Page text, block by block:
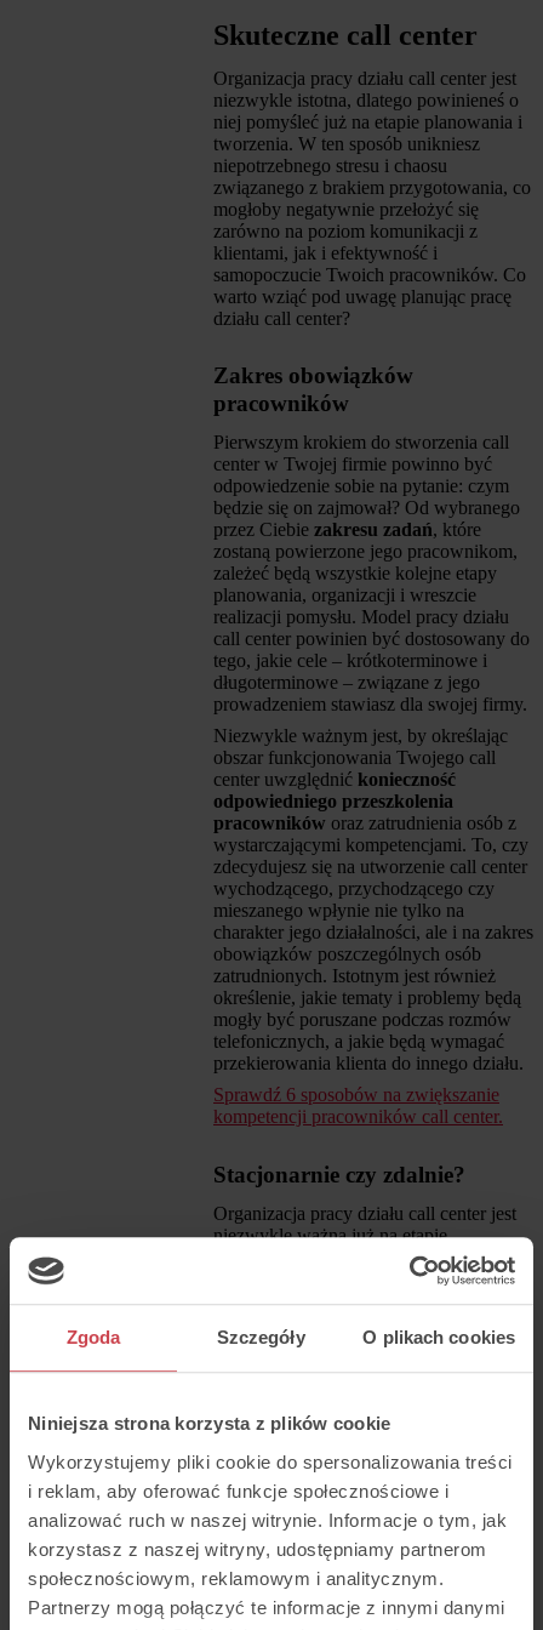
Zgoda Szczegóły O plikach cookies
Niniejsza strona korzysta z plików cookie
Wykorzystujemy pliki cookie do spersonalizowania treści
i reklam, aby oferować funkcje społecznościowe i
analizować ruch w naszej witrynie. Informacje o tym, jak
korzystasz z naszej witryny, udostępniamy partnerom
społecznościowym, reklamowym i analitycznym.
Partnerzy mogą połączyć te informacje z innymi danymi
Skuteczne call center
Organizacja pracy działu call center jest
niezwykle istotna, dlatego powinieneś o
niej pomyśleć już na etapie planowania i
tworzenia. W ten sposób unikniesz
niepotrzebnego stresu i chaosu
związanego z brakiem przygotowania, co
mogłoby negatywnie przełożyć się
zarówno na poziom komunikacji z
klientami, jak i efektywność i
samopoczucie Twoich pracowników. Co
warto wziąć pod uwagę planując pracę
działu call center?
Zakres obowiązków
pracowników
Pierwszym krokiem do stworzenia call
center w Twojej firmie powinno być
odpowiedzenie sobie na pytanie: czym
będzie się on zajmował? Od wybranego
przez Ciebie zakresu zadań, które
zostaną powierzone jego pracownikom,
zależeć będą wszystkie kolejne etapy
planowania, organizacji i wreszcie
realizacji pomysłu. Model pracy działu
call center powinien być dostosowany do
tego, jakie cele – krótkoterminowe i
długoterminowe – związane z jego
prowadzeniem stawiasz dla swojej firmy.
Niezwykle ważnym jest, by określając
obszar funkcjonowania Twojego call
center uwzględnić konieczność
odpowiedniego przeszkolenia
pracowników oraz zatrudnienia osób z
wystarczającymi kompetencjami. To, czy
zdecydujesz się na utworzenie call center
wychodzącego, przychodzącego czy
mieszanego wpłynie nie tylko na
charakter jego działalności, ale i na zakres
obowiązków poszczególnych osób
zatrudnionych. Istotnym jest również
określenie, jakie tematy i problemy będą
mogły być poruszane podczas rozmów
telefonicznych, a jakie będą wymagać
przekierowania klienta do innego działu.
Sprawdź 6 sposobów na zwiększanie
kompetencji pracowników call center.
Stacjonarnie czy zdalnie?
Organizacja pracy działu call center jest
niezwykle ważna już na etapie
planowania. Pracownicy mogą
obsługiwać połączenia zarówno
stacjonarnie, z biura, jak i zdalnie –
te metody, tzw. hybrydowa. Każde
pracy stacjonarnejjest dostęp do
wszystkich zasobów firmy i możliwość
szybkiego kontaktu z innymi
pracownikami. Dzięki temu praca jest
również „skoncentrowana” w jednym
miejscu, co znacznie ułatwia jej
organizację i ewentualną reorganizację w
zależności od okoliczności. Wybór tego